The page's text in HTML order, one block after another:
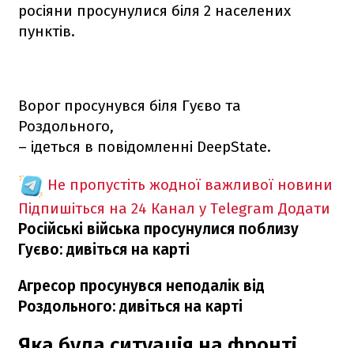
росіяни просунулися біля 2 населених
пунктів.
Ворог просунувся біля Гуєво та
Роздольного,
– ідеться в повідомленні DeepState.
Не пропустіть жодної важливої новини
Підпишіться на 24 Канал у Telegram Додати
Російські війська просунулися поблизу
Гуєво: дивіться на карті
Агресор просунувся неподалік від
Роздольного: дивіться на карті